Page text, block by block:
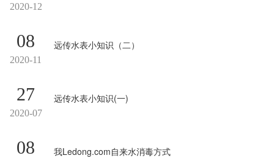
2020-12
08
2020-11
远传水表小知识（二）
27
2020-07
远传水表小知识(一)
08 我Ledong.com自来水消毒方式